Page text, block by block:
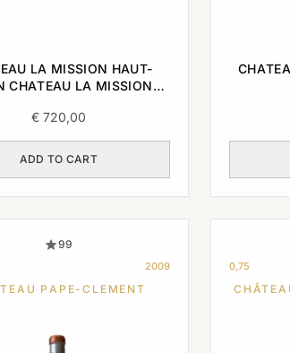
LA MISSION HAUT-
CHATEAU LA MISSION
€720,00
ADD TO CART
99
2009
PAPE-CLEMENT
0,75